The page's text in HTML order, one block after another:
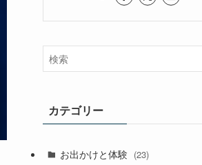
カテゴリー
お出かけと体験 (23)